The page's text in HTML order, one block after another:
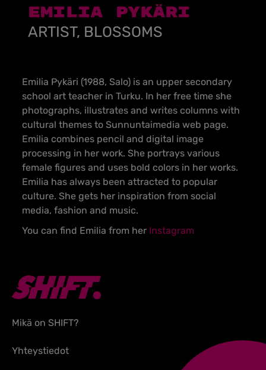
Emilia Pykäri
ARTIST, BLOSSOMS
Emilia Pykäri (1988, Salo) is an upper secondary
school art teacher in Turku. In her free time she
photographs, illustrates and writes columns with
cultural themes to Sunnuntaimedia web page.
Emilia combines pencil and digital image
processing in her work. She portrays various
female figures and uses bold colors in her works.
Emilia has always been attracted to popular
culture. She gets her inspiration from social
media, fashion and music.
You can find Emilia from her Instagram
Mikä on SHIFT?
Yhteystiedot